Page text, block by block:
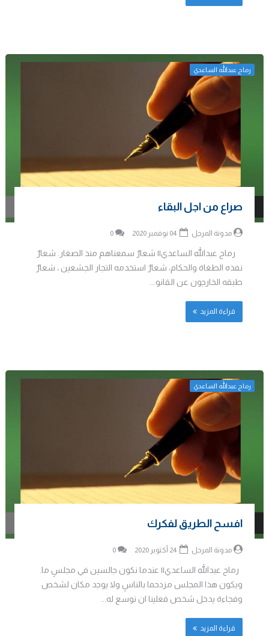
رماح عبدالله الساعدي
صراع من اجل البقاء
مدونة المرجل 0
رماح عبدالله الساعدي|| شعارٌ سمعناهم منذ الصغار. شعارٌ
نفذه الطغاة والحكام، شعارٌ استخدمه التجار الجشعين ، شعارٌ
طبقه الخارجون عن القانو...
قراءة المزيد
رماح عبدالله الساعدي
افسح الطريق لفكرك
مدونة المرجل 0
رماح عبدالله الساعدي|| عندما نكون جالسين في مجلسٍ ما.
ويكون هذا المجلس مزدحما بالناسٍ ولا يوجد مكان لشخص
وفجاءة يدخل شخص فعلينا ان نوسع له...
قراءة المزيد